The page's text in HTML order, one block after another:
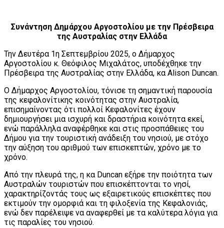
Συνάντηση Δημάρχου Αργοστολίου με την Πρέσβειρα
της Αυστραλίας στην Ελλάδα
Την Δευτέρα 1η Σεπτεμβρίου 2025, ο Δήμαρχος
Αργοστολίου κ. Θεόφιλος Μιχαλάτος, υποδέχθηκε την
Πρέσβειρα της Αυστραλίας στην Ελλάδα, κα Alison Duncan.
Ο Δήμαρχος Αργοστολίου, τόνισε τη σημαντική παρουσία
της κεφαλονίτικης κοινότητας στην Αυστραλία,
επισημαίνοντας ότι πολλοί Κεφαλονίτες έχουν
δημιουργήσει μια ισχυρή και δραστήρια κοινότητα εκεί,
ενώ παράλληλα αναφέρθηκε και στις προσπάθειες του
Δήμου για την τουριστική ανάδειξη του νησιού, με στόχο
την αύξηση του αριθμού των επισκεπτών, χρόνο με το
χρόνο.
Από την πλευρά της, η κα Duncan εξήρε την ποιότητα των
Αυστραλών τουριστών που επισκέπτονται το νησί,
χαρακτηρίζοντάς τους ως εξαιρετικούς επισκέπτες που
εκτιμούν την ομορφιά και τη φιλοξενία της Κεφαλονιάς,
ενώ δεν παρέλειψε να αναφερθεί με τα καλύτερα λόγια για
τις παραλίες του νησιού.